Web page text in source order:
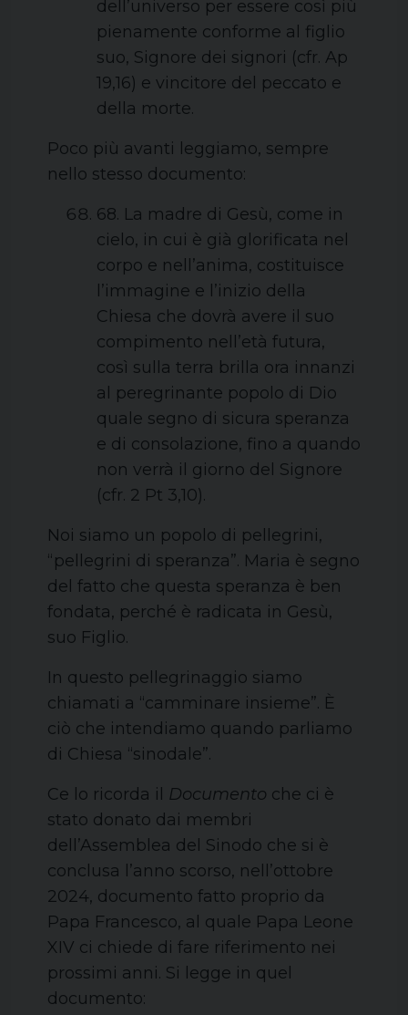
dell’universo per essere così più
pienamente conforme al figlio
suo, Signore dei signori (cfr. Ap
19,16) e vincitore del peccato e
della morte.
Poco più avanti leggiamo, sempre
nello stesso documento:
68. La madre di Gesù, come in
cielo, in cui è già glorificata nel
corpo e nell’anima, costituisce
l’immagine e l’inizio della
Chiesa che dovrà avere il suo
compimento nell’età futura,
così sulla terra brilla ora innanzi
al peregrinante popolo di Dio
quale segno di sicura speranza
e di consolazione, fino a quando
non verrà il giorno del Signore
(cfr. 2 Pt 3,10).
Noi siamo un popolo di pellegrini,
“pellegrini di speranza”. Maria è segno
del fatto che questa speranza è ben
fondata, perché è radicata in Gesù,
suo Figlio.
In questo pellegrinaggio siamo
chiamati a “camminare insieme”. È
ciò che intendiamo quando parliamo
di Chiesa “sinodale”.
Ce lo ricorda il Documento che ci è
stato donato dai membri
dell’Assemblea del Sinodo che si è
conclusa l’anno scorso, nell’ottobre
2024, documento fatto proprio da
Papa Francesco, al quale Papa Leone
XIV ci chiede di fare riferimento nei
prossimi anni. Si legge in quel
documento: